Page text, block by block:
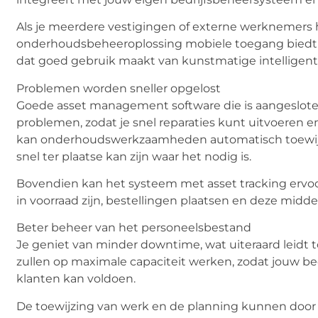
Als je meerdere vestigingen of externe
onderhoudsbeheeroplossing mobiele toegang
dat goed gebruik maakt van kunstmatige
Problemen worden sneller opgelost
Goede asset management software die is
problemen, zodat je snel reparaties kunt uitvoeren
kan onderhoudswerkzaamheden automatisch
snel ter plaatse kan zijn waar het nodig is.
Bovendien kan het systeem met asset tracking
in voorraad zijn, bestellingen plaatsen en deze
Beter beheer van het personeelsbestand
Je geniet van minder downtime, wat uiteraard
zullen op maximale capaciteit werken, zodat jouw
klanten kan voldoen.
De toewijzing van werk en de planning kunnen